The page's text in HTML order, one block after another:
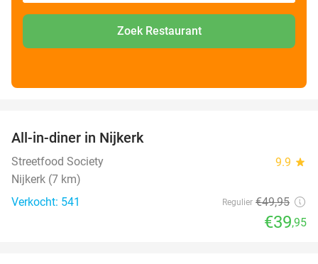
Zoek Restaurant
All-in-diner in Nijkerk
Streetfood Society 9.9 star
Nijkerk (7 km)
Verkocht: 541
Regulier €49,95
€39,95